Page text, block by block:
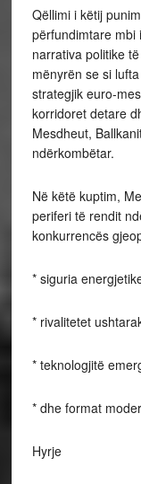
Qëllimi i këtij
përfundimtare mbi
narrativa politike
mënyrën se si
strategjik euro-
korridoret detare
Mesdheut,
ndërkombëtar.
Në këtë kuptim,
periferi të rendit
konkurrencës
* siguria
* rivalitetet
* teknologjitë
* dhe format
Hyrje